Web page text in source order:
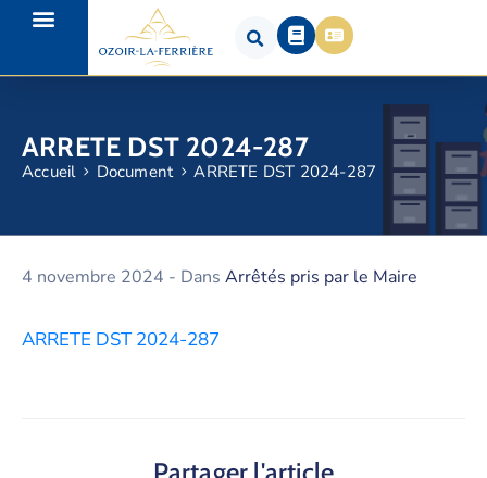
ARRETE DST 2024-287
Accueil Document ARRETE DST 2024-287
4 novembre 2024 - Dans Arrêtés pris par le Maire
ARRETE DST 2024-287